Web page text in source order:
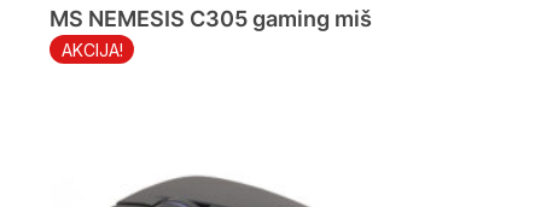
70.00 KM.
49.00 KM.
AKCIJA!
MS NEMESIS C305 gaming miš